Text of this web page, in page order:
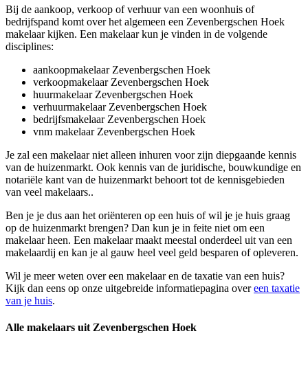
Bij de aankoop, verkoop of verhuur van een woonhuis of
bedrijfspand komt over het algemeen een Zevenbergschen Hoek
makelaar kijken. Een makelaar kun je vinden in de volgende
disciplines:
aankoopmakelaar Zevenbergschen Hoek
verkoopmakelaar Zevenbergschen Hoek
huurmakelaar Zevenbergschen Hoek
verhuurmakelaar Zevenbergschen Hoek
bedrijfsmakelaar Zevenbergschen Hoek
vnm makelaar Zevenbergschen Hoek
Je zal een makelaar niet alleen inhuren voor zijn diepgaande kennis
van de huizenmarkt. Ook kennis van de juridische, bouwkundige en
notariële kant van de huizenmarkt behoort tot de kennisgebieden
van veel makelaars..
Ben je je dus aan het oriënteren op een huis of wil je je huis graag
op de huizenmarkt brengen? Dan kun je in feite niet om een
makelaar heen. Een makelaar maakt meestal onderdeel uit van een
makelaardij en kan je al gauw heel veel geld besparen of opleveren.
Wil je meer weten over een makelaar en de taxatie van een huis?
Kijk dan eens op onze uitgebreide informatiepagina overeen taxatie
van je huis.
Alle makelaars uit Zevenbergschen Hoek